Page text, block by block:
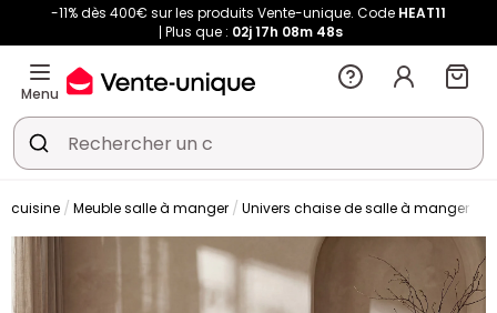
-11% dès 400€ sur les produits Vente-unique. Code HEAT11
Plus que : 02j 17h 08m 47s
Menu
cuisine Meuble salle à manger Univers chaise de salle à manger